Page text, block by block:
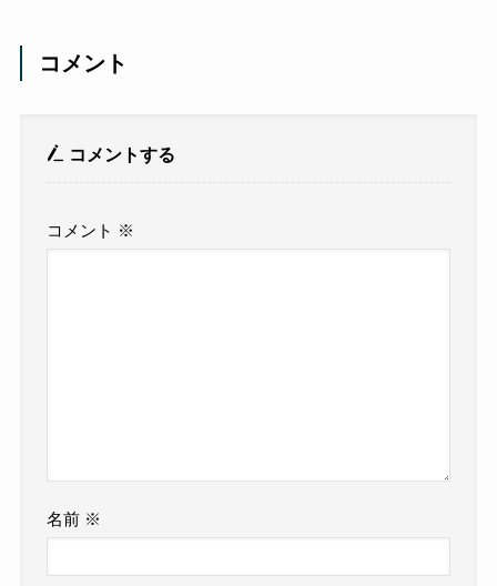
コメント
コメントする
コメント ※
名前 ※